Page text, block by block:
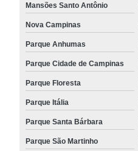
Mansões Santo Antônio
Nova Campinas
Parque Anhumas
Parque Cidade de Campinas
Parque Floresta
Parque Itália
Parque Santa Bárbara
Parque São Martinho